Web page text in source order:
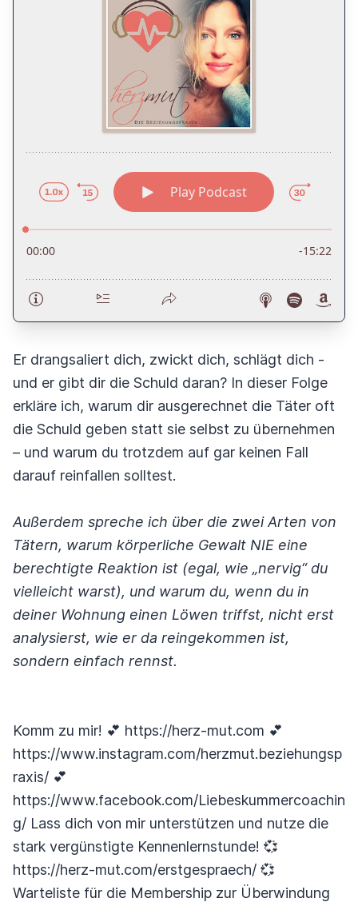
Er drangsaliert dich, zwickt dich, schlägt dich -
und er gibt dir die Schuld daran? In dieser Folge
erkläre ich, warum dir ausgerechnet die Täter oft
die Schuld geben statt sie selbst zu übernehmen
– und warum du trotzdem auf gar keinen Fall
darauf reinfallen solltest.
Außerdem spreche ich über die zwei Arten von
Tätern, warum körperliche Gewalt NIE eine
berechtigte Reaktion ist (egal, wie „nervig“ du
vielleicht warst), und warum du, wenn du in
deiner Wohnung einen Löwen triffst, nicht erst
analysierst, wie er da reingekommen ist,
sondern einfach rennst.
Komm zu mir! 💕 https://herz-mut.com 💕
https://www.instagram.com/herzmut.beziehungsp
raxis/ 💕
https://www.facebook.com/Liebeskummercoachin
g/ Lass dich von mir unterstützen und nutze die
stark vergünstigte Kennenlernstunde! 💞
https://herz-mut.com/erstgespraech/ 💞
Warteliste für die Membership zur Überwindung